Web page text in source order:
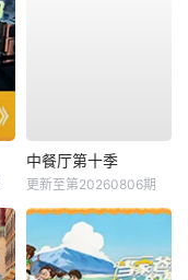
中餐厅第十季
更新至第20260806期